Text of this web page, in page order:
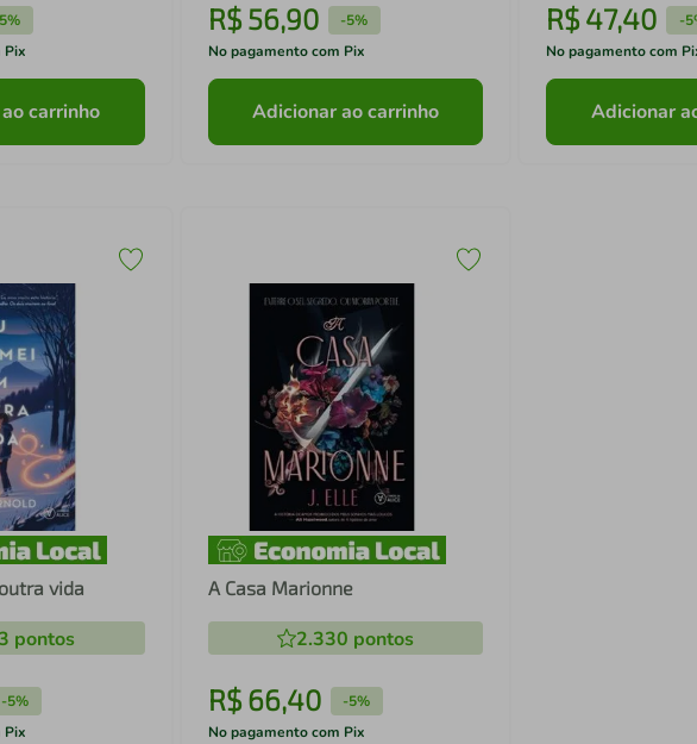
5%
Pix
carrinho
R$ 56,90 -5%
No pagamento com Pix
Adicionar ao carrinho
R$47,40 -
No pagamento com
Adicionar
vida
pontos
-5%
Pix
A Casa Marionne
2.330 pontos
R$ 66,40 -5%
No pagamento com Pix